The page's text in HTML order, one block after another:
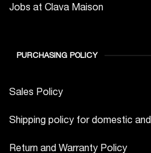
Jobs at Clava Maison
PURCHASING POLICY
Sales Policy
Shipping policy for domestic
Return and Warranty Policy